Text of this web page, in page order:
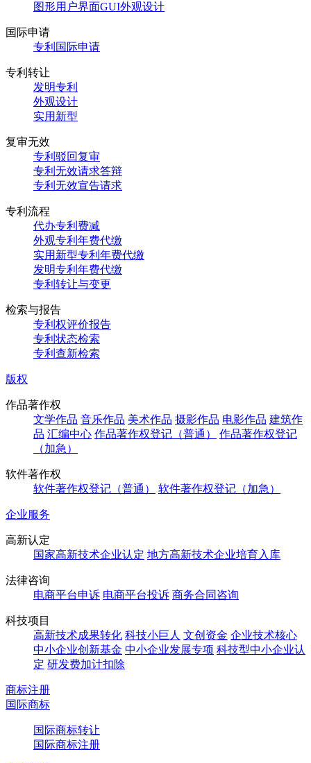
图形用户界面GUI外观设计
国际申请
专利国际申请
专利转让
发明专利
外观设计
实用新型
复审无效
专利驳回复审
专利无效请求答辩
专利无效宣告请求
专利流程
代办专利费减
外观专利年费代缴
实用新型专利年费代缴
发明专利年费代缴
专利转让与变更
检索与报告
专利权评价报告
专利状态检索
专利查新检索
版权
作品著作权
文学作品 音乐作品 美术作品 摄影作品 电影作品 建筑作
品 汇编中心 作品著作权登记（普通）
作品著作权登记
（加急）
软件著作权
软件著作权登记（普通）
软件著作权登记（加急）
企业服务
高新认定
国家高新技术企业认定 地方高新技术企业培育入库
法律咨询
电商平台申诉 电商平台投诉 商务合同咨询
科技项目
高新技术成果转化 科技小巨人 文创资金 企业技术核心
中小企业创新基金 中小企业发展专项 科技型中小企业认
定 研发费加计扣除
商标注册
国际商标
国际商标转让
国际商标注册